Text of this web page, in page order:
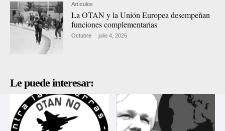
Artículos
La OTAN y la Unión Europea desempeñan
funciones complementarias
Octubre - julio 4, 2026
Le puede interesar: